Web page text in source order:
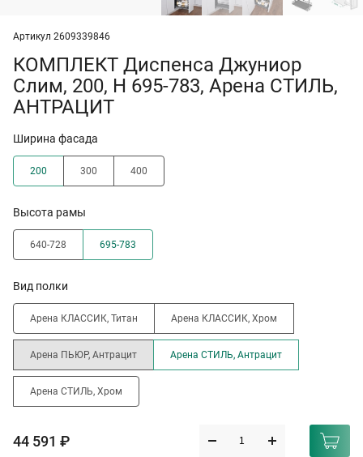
Артикул 2609339846
КОМПЛЕКТ Диспенса Джуниор
Слим, 200, H 695-783, Арена СТИЛЬ,
АНТРАЦИТ
Ширина фасада
200 300 400
Высота рамы
640-728 695-783
Вид полки
Арена КЛАССИК, Титан Арена КЛАССИК, Хром
Арена ПЬЮР, Антрацит Арена СТИЛЬ, Антрацит
Арена СТИЛЬ, Хром
44 591 ₽